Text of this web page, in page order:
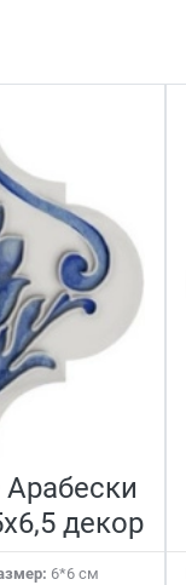
декор
6*6 см